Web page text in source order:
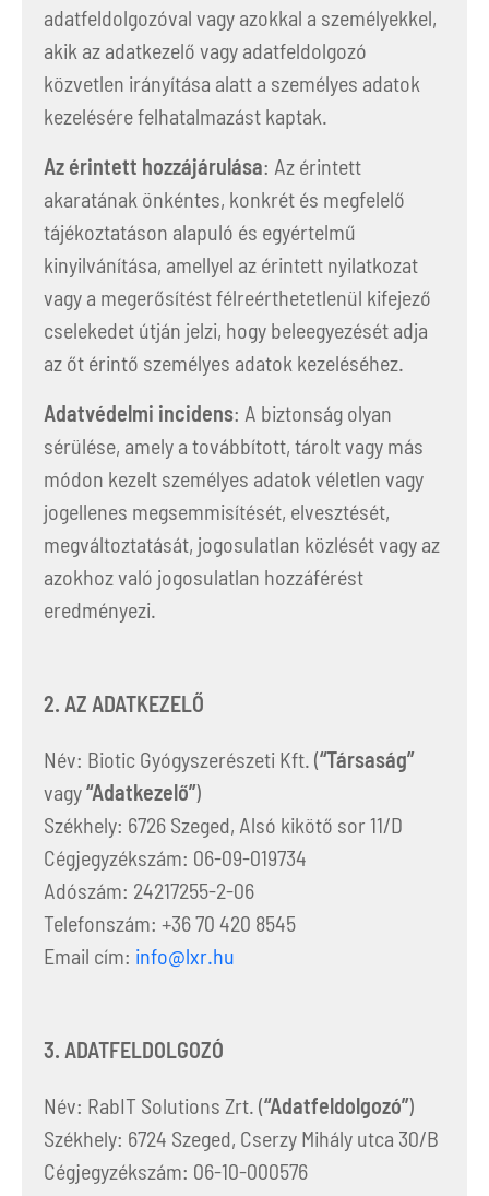
adatfeldolgozóval vagy azokkal a személyekkel,
akik az adatkezelő vagy adatfeldolgozó
közvetlen irányítása alatt a személyes adatok
kezelésére felhatalmazást kaptak.
Az érintett hozzájárulása: Az érintett
akaratának önkéntes, konkrét és megfelelő
tájékoztatáson alapuló és egyértelmű
kinyilvánítása, amellyel az érintett nyilatkozat
vagy a megerősítést félreérthetetlenül kifejező
cselekedet útján jelzi, hogy beleegyezését adja
az őt érintő személyes adatok kezeléséhez.
Adatvédelmi incidens: A biztonság olyan
sérülése, amely a továbbított, tárolt vagy más
módon kezelt személyes adatok véletlen vagy
jogellenes megsemmisítését, elvesztését,
megváltoztatását, jogosulatlan közlését vagy az
azokhoz való jogosulatlan hozzáférést
eredményezi.
2. AZ ADATKEZELŐ
Név: Biotic Gyógyszerészeti Kft. (“Társaság”
vagy“Adatkezelő”)
Székhely: 6726 Szeged, Alsó kikötő sor 11/D
Cégjegyzékszám: 06-09-019734
Adószám: 24217255-2-06
Telefonszám: +36 70 420 8545
Email cím: info@lxr.hu
3. ADATFELDOLGOZÓ
Név: RabIT Solutions Zrt. (“Adatfeldolgozó”)
Székhely: 6724 Szeged, Cserzy Mihály utca 30/B
Cégjegyzékszám: 06-10-000576